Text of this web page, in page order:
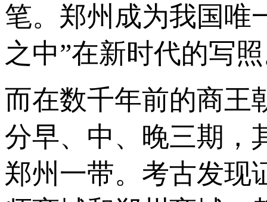
笔。郑州成为我国唯
之中”在新时代的写
而在数千年前的商王
分早、中、晚三期，
郑州一带。考古发